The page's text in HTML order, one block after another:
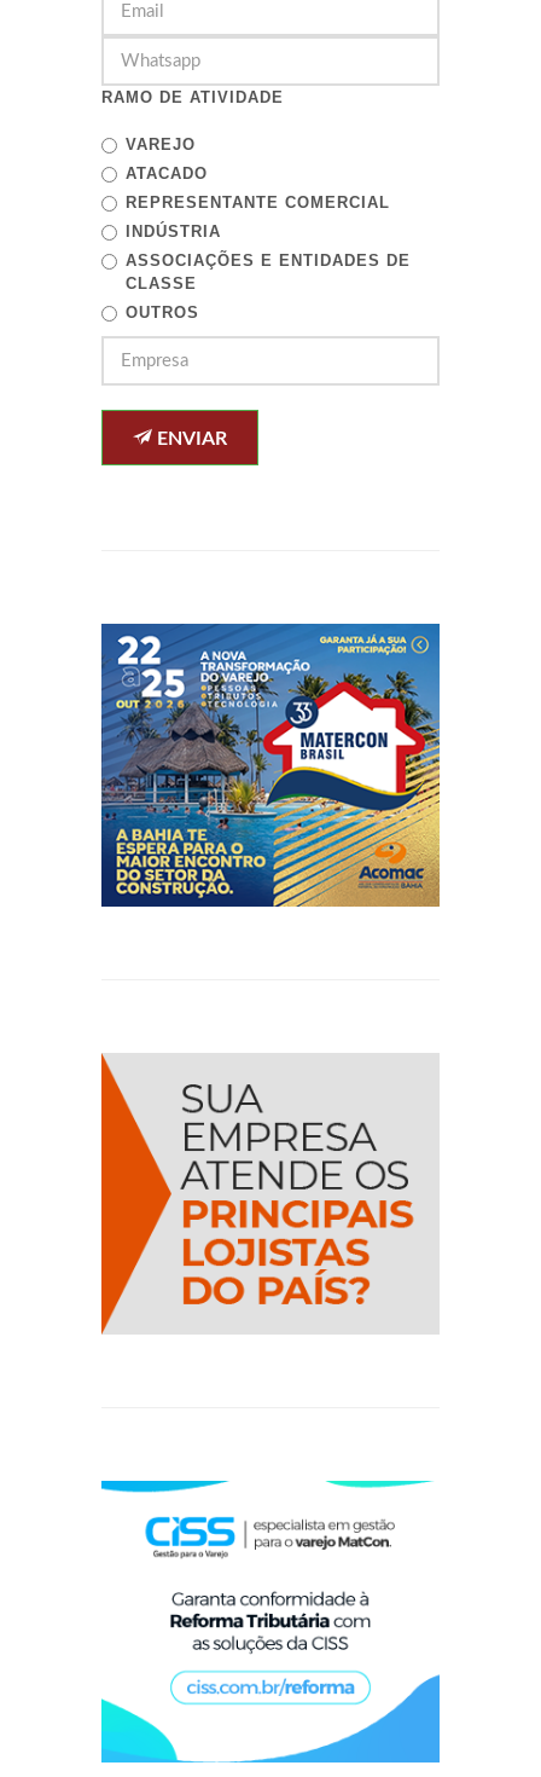
RAMO DE ATIVIDADE
VAREJO
ATACADO
REPRESENTANTE COMERCIAL
INDÚSTRIA
ASSOCIAÇÕES E ENTIDADES DE
CLASSE
OUTROS
ENVIAR